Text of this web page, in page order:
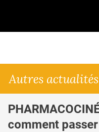
Autres
comment